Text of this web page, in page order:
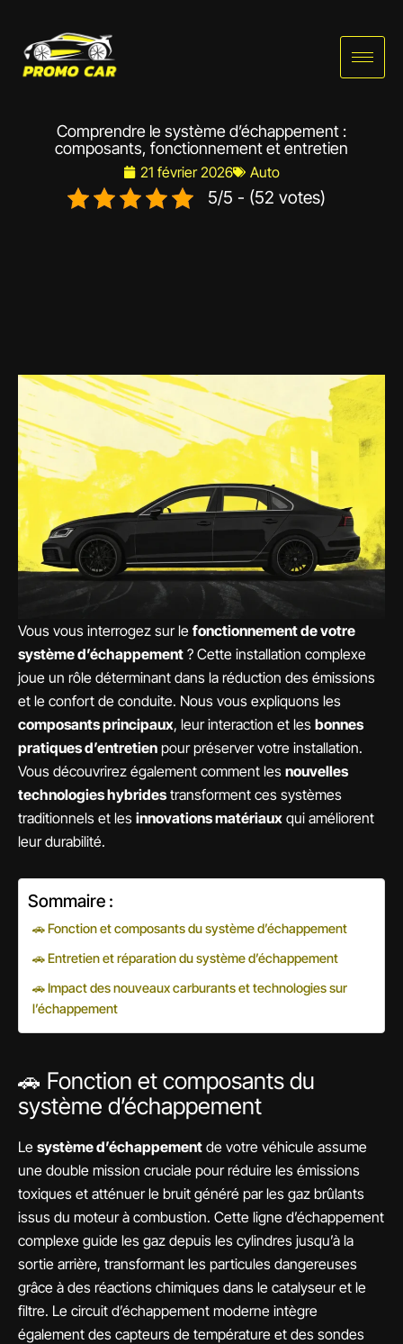
contenu
Comprendre le système d’échappement :
composants, fonctionnement et entretien
21 février 2026 Auto
5/5 - (52 votes)
Vous vous interrogez sur le fonctionnement de votre
système d’échappement ? Cette installation complexe
joue un rôle déterminant dans la réduction des émissions
et le confort de conduite. Nous vous expliquons les
composants principaux, leur interaction et les bonnes
pratiques d’entretien pour préserver votre installation.
Vous découvrirez également comment les nouvelles
technologies hybridestransforment ces systèmes
traditionnels et les innovations matériaux qui améliorent
leur durabilité.
Sommaire :
🚗 Fonction et composants du système d’échappement
🚗 Entretien et réparation du système d’échappement
🚗 Impact des nouveaux carburants et technologies sur
l’échappement
🚗 Fonction et composants du
système d’échappement
Le système d’échappement de votre véhicule assume
une double mission cruciale pour réduire les émissions
toxiques et atténuer le bruit généré par les gaz brûlants
issus du moteur à combustion. Cette ligne d’échappement
complexe guide les gaz depuis les cylindres jusqu’à la
sortie arrière, transformant les particules dangereuses
grâce à des réactions chimiques dans le catalyseur et le
filtre. Le circuit d’échappement moderne intègre
également des capteurs de température et des sondes